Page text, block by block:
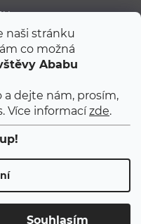
naši stránku
co možná
Ababu
dejte nám, prosím,
Více informacízde.
Souhlasím
blogu
miminkem
práva vyhrazena.
cookies